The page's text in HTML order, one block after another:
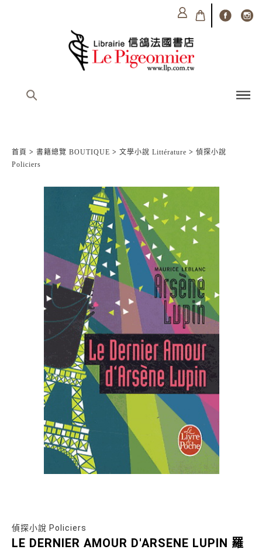
首頁 > 書籍總覽 BOUTIQUE > 文學小說 Littérature > 偵探小說
Policiers
偵探小說 Policiers
LE DERNIER AMOUR D'ARSENE LUPIN 羅